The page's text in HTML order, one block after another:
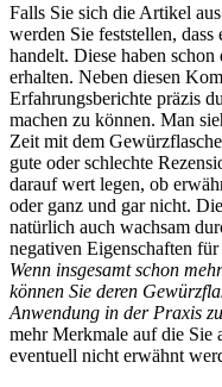
Falls Sie sich die Artikel
werden Sie feststellen,
handelt. Diese haben
erhalten. Neben diesen
Erfahrungsberichte präzis
machen zu können. Man
Zeit mit dem
gute oder schlechte
darauf wert legen, ob
oder ganz und gar nicht.
natürlich auch wachsam
negativen Eigenschaften
Wenn insgesamt schon
können Sie deren
Anwendung in der Praxis
mehr Merkmale auf die Sie
eventuell nicht erwähnt